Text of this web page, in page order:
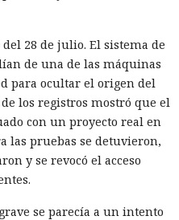
28 de julio. El sistema de
de una de las máquinas
para ocultar el origen del
los registros mostró que el
con un proyecto real en
las pruebas se detuvieron,
y se revocó el acceso
se parecía a un intento